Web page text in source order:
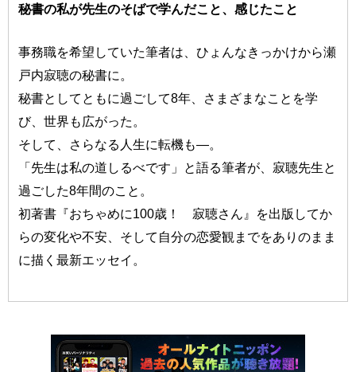
秘書の私が先生のそばで学んだこと、感じたこと
事務職を希望していた筆者は、ひょんなきっかけから瀬
戸内寂聴の秘書に。
秘書としてともに過ごして8年、さまざまなことを学
び、世界も広がった。
そして、さらなる人生に転機も—。
「先生は私の道しるべです」と語る筆者が、寂聴先生と
過ごした8年間のこと。
初著書『おちゃめに100歳！ 寂聴さん』を出版してか
らの変化や不安、そして自分の恋愛観までをありのまま
に描く最新エッセイ。